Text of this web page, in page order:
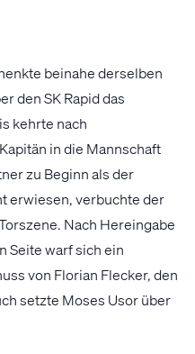
beinahe derselben
den SK Rapid das
kehrte nach
in die Mannschaft
zu Beginn als der
erwiesen, verbuchte der
Nach Hereingabe
Seite warf sich ein
von Florian Flecker, den
setzte Moses Usor über